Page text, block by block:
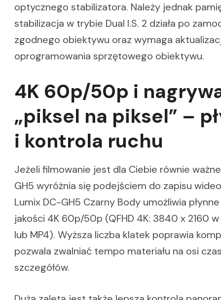
optycznego stabilizatora. Należy jednak
stabilizacja w trybie Dual I.S. 2 działa po
zgodnego obiektywu oraz wymaga
oprogramowania sprzętowego obiektywu.
4K 60p/50p i
„piksel na piksel” –
i kontrola ruchu
Jeżeli filmowanie jest dla Ciebie równie
GH5 wyróżnia się podejściem do zapisu
Lumix DC-GH5 Czarny Body umożliwia
jakości 4K 60p/50p (QFHD 4K: 3840 x 2160
lub MP4). Wyższa liczba klatek poprawia
pozwala zwalniać tempo materiału na osi
szczegółów.